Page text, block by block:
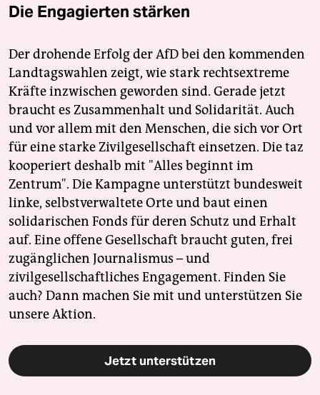
Die Engagierten stärken
Der drohende Erfolg der AfD bei den kommenden
Landtagswahlen zeigt, wie stark rechtsextreme
Kräfte inzwischen geworden sind. Gerade jetzt
braucht es Zusammenhalt und Solidarität. Auch
und vor allem mit den Menschen, die sich vor Ort
für eine starke Zivilgesellschaft einsetzen. Die taz
kooperiert deshalb mit "Alles beginnt im
Zentrum". Die Kampagne unterstützt bundesweit
linke, selbstverwaltete Orte und baut einen
solidarischen Fonds für deren Schutz und Erhalt
auf. Eine offene Gesellschaft braucht guten, frei
zugänglichen Journalismus – und
zivilgesellschaftliches Engagement. Finden Sie
auch? Dann machen Sie mit und unterstützen Sie
unsere Aktion.
Jetzt unterstützen